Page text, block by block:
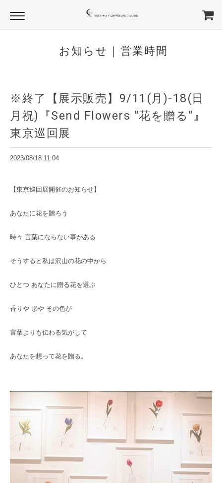
お知らせ｜営業時間
※終了【展示販売】9/11(月)-18(日
月祝)『Send Flowers "花を贈る"』
東京巡回展
2023/08/18 11:04
【東京巡回展開催のお知らせ】
あなたに花を贈ろう
時々 言葉にならない事がある
そうすると私は沢山の花の中から
ひとつ あなたに贈る花を選ぶ
香りや 形や その色が
言葉よりも伝わる気がして
あなたを想って花を贈る。